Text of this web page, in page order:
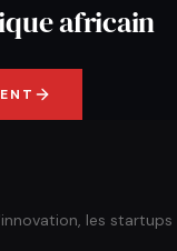
africain
les startups